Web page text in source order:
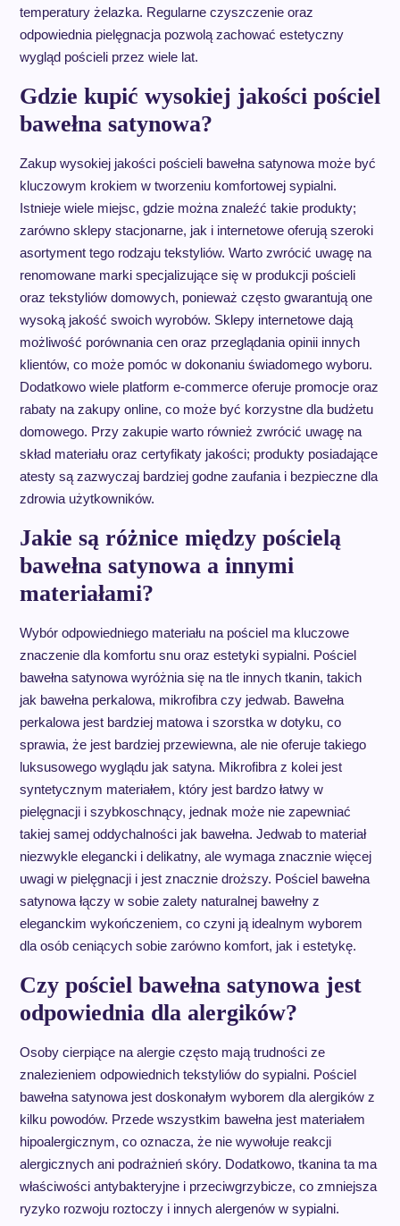
temperatury żelazka. Regularne czyszczenie oraz
odpowiednia pielęgnacja pozwolą zachować estetyczny
wygląd pościeli przez wiele lat.
Gdzie kupić wysokiej jakości pościel
bawełna satynowa?
Zakup wysokiej jakości pościeli bawełna satynowa może być
kluczowym krokiem w tworzeniu komfortowej sypialni.
Istnieje wiele miejsc, gdzie można znaleźć takie produkty;
zarówno sklepy stacjonarne, jak i internetowe oferują szeroki
asortyment tego rodzaju tekstyliów. Warto zwrócić uwagę na
renomowane marki specjalizujące się w produkcji pościeli
oraz tekstyliów domowych, ponieważ często gwarantują one
wysoką jakość swoich wyrobów. Sklepy internetowe dają
możliwość porównania cen oraz przeglądania opinii innych
klientów, co może pomóc w dokonaniu świadomego wyboru.
Dodatkowo wiele platform e-commerce oferuje promocje oraz
rabaty na zakupy online, co może być korzystne dla budżetu
domowego. Przy zakupie warto również zwrócić uwagę na
skład materiału oraz certyfikaty jakości; produkty posiadające
atesty są zazwyczaj bardziej godne zaufania i bezpieczne dla
zdrowia użytkowników.
Jakie są różnice między pościelą
bawełna satynowa a innymi
materiałami?
Wybór odpowiedniego materiału na pościel ma kluczowe
znaczenie dla komfortu snu oraz estetyki sypialni. Pościel
bawełna satynowa wyróżnia się na tle innych tkanin, takich
jak bawełna perkalowa, mikrofibra czy jedwab. Bawełna
perkalowa jest bardziej matowa i szorstka w dotyku, co
sprawia, że jest bardziej przewiewna, ale nie oferuje takiego
luksusowego wyglądu jak satyna. Mikrofibra z kolei jest
syntetycznym materiałem, który jest bardzo łatwy w
pielęgnacji i szybkoschnący, jednak może nie zapewniać
takiej samej oddychalności jak bawełna. Jedwab to materiał
niezwykle elegancki i delikatny, ale wymaga znacznie więcej
uwagi w pielęgnacji i jest znacznie droższy. Pościel bawełna
satynowa łączy w sobie zalety naturalnej bawełny z
eleganckim wykończeniem, co czyni ją idealnym wyborem
dla osób ceniących sobie zarówno komfort, jak i estetykę.
Czy pościel bawełna satynowa jest
odpowiednia dla alergików?
Osoby cierpiące na alergie często mają trudności ze
znalezieniem odpowiednich tekstyliów do sypialni. Pościel
bawełna satynowa jest doskonałym wyborem dla alergików z
kilku powodów. Przede wszystkim bawełna jest materiałem
hipoalergicznym, co oznacza, że nie wywołuje reakcji
alergicznych ani podrażnień skóry. Dodatkowo, tkanina ta ma
właściwości antybakteryjne i przeciwgrzybicze, co zmniejsza
ryzyko rozwoju roztoczy i innych alergenów w sypialni.